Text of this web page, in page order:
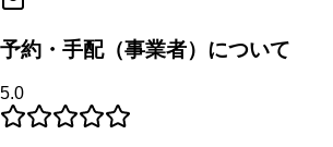
予約・手配（事業者）について
5.0